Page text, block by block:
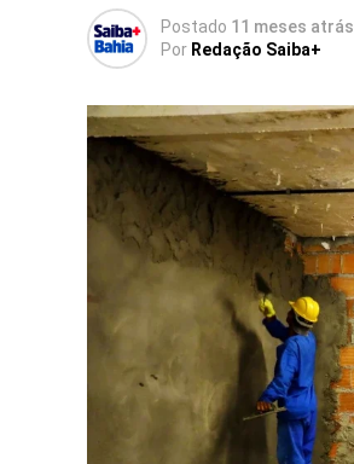
Postado 11 meses atrás
Por Redação Saiba+